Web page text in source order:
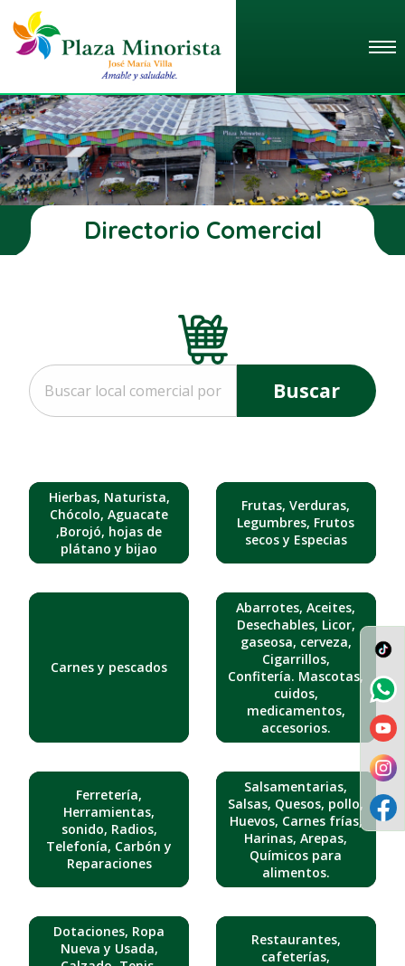
Directorio Comercial
Buscar
Hierbas, Naturista,
Chócolo, Aguacate
,Borojó, hojas de
plátano y bijao
Frutas, Verduras,
Legumbres, Frutos
secos y Especias
Carnes y pescados
Abarrotes, Aceites,
Desechables, Licor,
gaseosa, cerveza,
Cigarrillos,
Confitería. Mascotas,
cuidos,
medicamentos,
accesorios.
Ferretería,
Herramientas,
sonido, Radios,
Telefonía, Carbón y
Reparaciones
Salsamentarias,
Salsas, Quesos, pollo,
Huevos, Carnes frías,
Harinas, Arepas,
Químicos para
alimentos.
Dotaciones, Ropa
Nueva y Usada,
Restaurantes,
cafeterías,